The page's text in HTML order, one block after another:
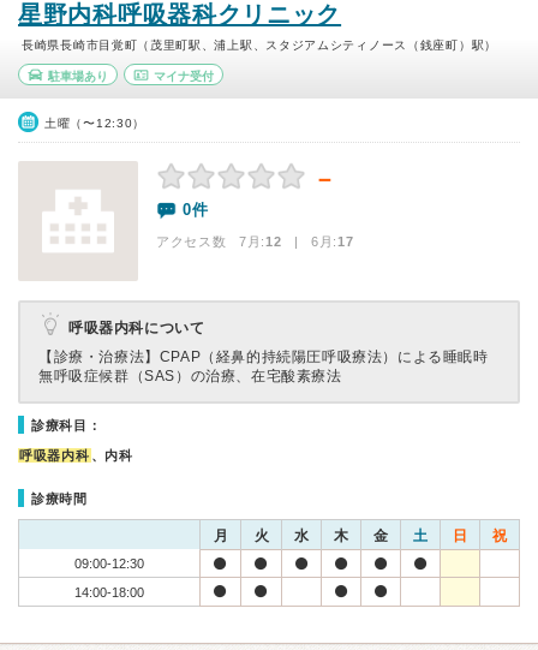
星野内科呼吸器科クリニック
長崎県長崎市目覚町（茂里町駅、浦上駅、スタジアムシティノース（銭座町）駅）
駐車場あり マイナ受付
土曜（〜12:30）
－
0件
アクセス数 7月:12 | 6月:17
呼吸器内科について
【診療・治療法】 CPAP（経鼻的持続陽圧呼吸療法）による睡眠時
無呼吸症候群（SAS）の治療、在宅酸素療法
診療科目：
呼吸器内科 、内科
診療時間
月 火 水 木 金 土 日 祝
09:00-12:30
14:00-18:00